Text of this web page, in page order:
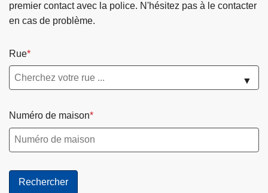
premier contact avec la police. N'hésitez pas à le contacter
en cas de problème.
Rue
▼
Numéro de maison